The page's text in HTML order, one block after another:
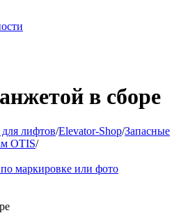
в сборе
лифтов/Elevator-Shop/Запасные
OTIS/
маркировке или фото